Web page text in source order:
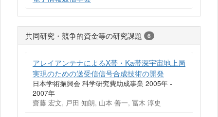
共同研究・競争的資金等の研究課題 6
アレイアンテナによるX帯・Ka帯深宇宙地上局
実現のための送受信信号合成技術の開発
日本学術振興会 科学研究費助成事業 2005年 -
2007年
齋藤 宏文, 戸田 知朗, 山本 善一, 冨木 淳史